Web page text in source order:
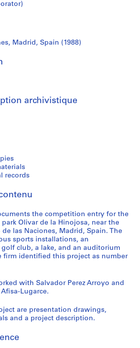
Madrid, Spain (1988)
archivistique
records
the competition entry for the
Olivar de la Hinojosa, near the
las Naciones, Madrid, Spain. The
sports installations, an
club, a lake, and an auditorium
firm identified this project as number
with Salvador Perez Arroyo and
Lugarce.
are presentation drawings,
and a project description.